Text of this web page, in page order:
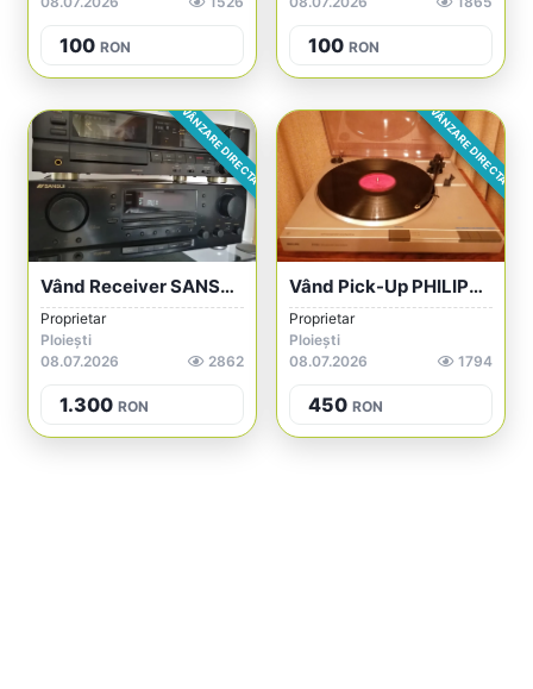
100 RON 100 RON
VÂNZARE DIRECTA
Vând Receiver SANSUI RZ-6100AV Și Cass D...
Proprietar
Ploiești
08.07.2026
2862
1.300 RON
VÂNZARE DIRECTA
Vând Pick-Up PHILIPS FP-142
Proprietar
Ploiești
08.07.2026
1794
450 RON